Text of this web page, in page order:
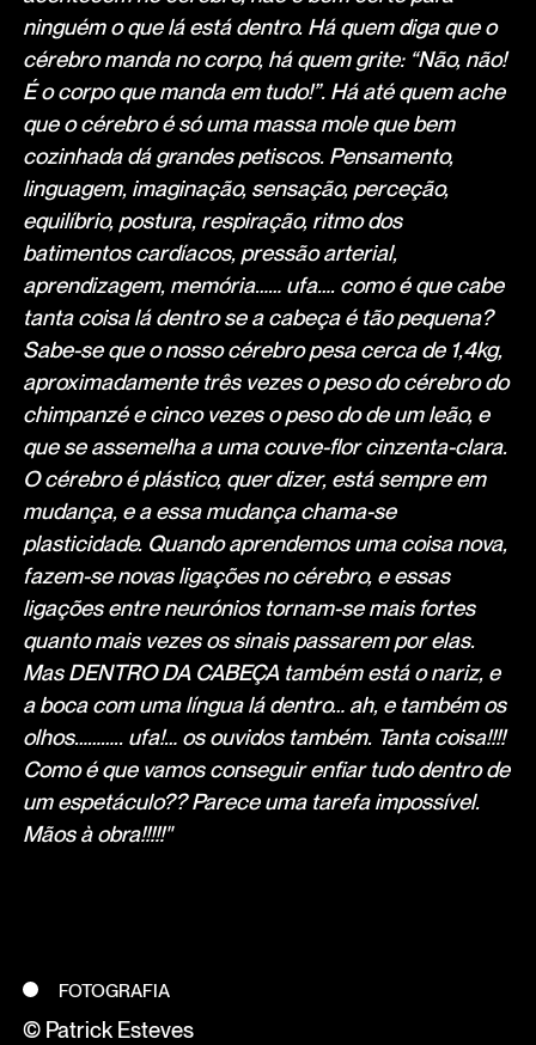
ninguém o que lá está dentro. Há quem diga que o
cérebro manda no corpo, há quem grite: “Não, não!
É o corpo que manda em tudo!”. Há até quem ache
que o cérebro é só uma massa mole que bem
cozinhada dá grandes petiscos. Pensamento,
linguagem, imaginação, sensação, perceção,
equilíbrio, postura, respiração, ritmo dos
batimentos cardíacos, pressão arterial,
aprendizagem, memória…… ufa…. como é que cabe
tanta coisa lá dentro se a cabeça é tão pequena?
Sabe-se que o nosso cérebro pesa cerca de 1,4kg,
aproximadamente três vezes o peso do cérebro do
chimpanzé e cinco vezes o peso do de um leão, e
que se assemelha a uma couve-flor cinzenta-clara.
O cérebro é plástico, quer dizer, está sempre em
mudança, e a essa mudança chama-se
plasticidade. Quando aprendemos uma coisa nova,
fazem-se novas ligações no cérebro, e essas
ligações entre neurónios tornam-se mais fortes
quanto mais vezes os sinais passarem por elas.
Mas DENTRO DA CABEÇA também está o nariz, e
a boca com uma língua lá dentro… ah, e também os
olhos……….. ufa!… os ouvidos também. Tanta coisa!!!!
Como é que vamos conseguir enfiar tudo dentro de
um espetáculo?? Parece uma tarefa impossível.
Mãos à obra!!!!!"
FOTOGRAFIA
© Patrick Esteves